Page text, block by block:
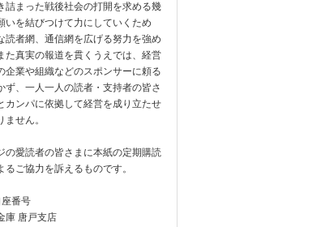
詰まった戦後社会の打開を求める幾
いを結びつけて力にしていくため
読者網、通信網を広げる努力を強め
た真実の報道を貫くうえでは、経営
企業や組織などのスポンサーに頼る
ず、一人一人の読者・支持者の皆さ
カンパに依拠して経営を成り立たせ
ません。
の愛読者の皆さまに本紙の定期購読
るご協力を訴えるものです。
番号
庫 唐戸支店